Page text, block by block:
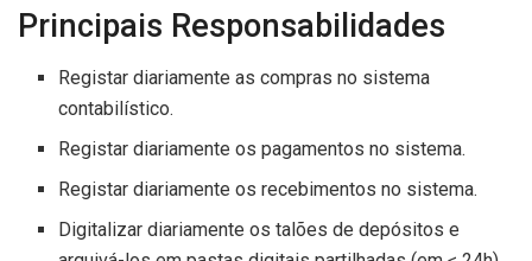
Principais Responsabilidades
Registar diariamente as compras no sistema
contabilístico.
Registar diariamente os pagamentos no sistema.
Registar diariamente os recebimentos no sistema.
Digitalizar diariamente os talões de depósitos e